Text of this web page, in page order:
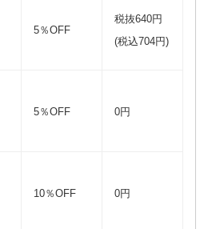
5％OFF
税抜640円
(税込704円)
5％OFF 0円
10％OFF 0円